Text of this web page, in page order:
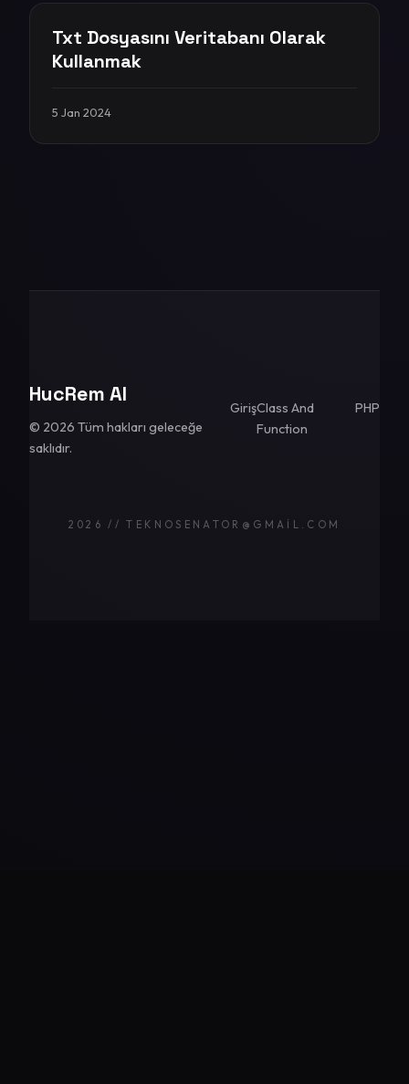
Txt Dosyasını Veritabanı Olarak
Kullanmak
5 Jan 2024
HucRem AI
© 2026 Tüm hakları geleceğe
saklıdır.
GirişClass And
Function
PHP
2026 // TEKNOSENATOR@GMAIL.COM